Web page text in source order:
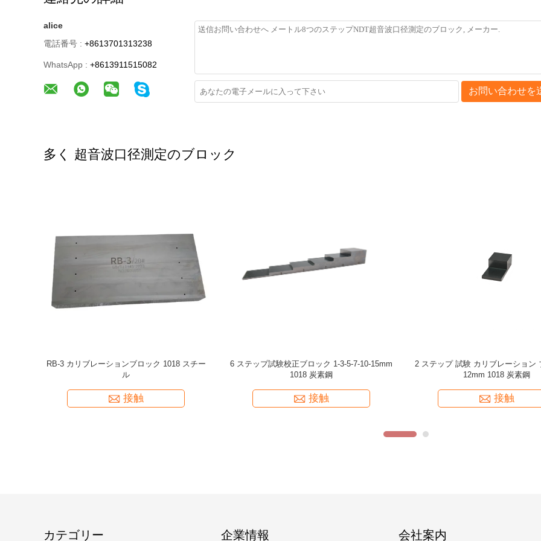
alice
電話番号 : +8613701313238
WhatsApp : +8613911515082
お問い合わせを
多く 超音波口径測定のブロック
IIW型1MM校正ブロック 1018 非破壊試験
(NDT) の鋼試験ブロック
接触
ISO2400-2012 304ステンレス鋼V1のブロック
の口径測定
接触
ASME 非パイピングカルブロック
ASME TYPE 1018 UT 切断波のた
接触
カテゴリー 企業情報 会社案内